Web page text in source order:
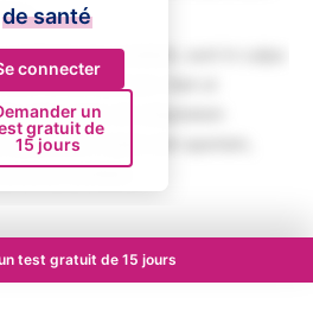
non proident, sunt in culpa
id est laborum. Sed ut
natus error sit voluptatem
totam rem aperiam,
veritatis.
de santé
connecter
un
gratuit de
15 jours
test gratuit de 15 jours